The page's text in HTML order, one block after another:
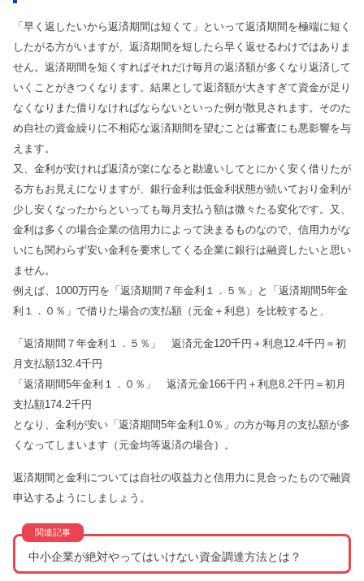
「早く返したいから返済期間は短くて」といって返済期間を極端に短く
したがる方がいますが、返済期間を短したら早く返せるわけではありま
せん。返済期間を短くすればそれだけ毎月の返済額が多くなり返済して
いくことがきつくなります。結果として返済額が大きすぎて資金が足り
なくなりまた借りなければならないといった例が散見されます。そのた
め自社の資金繰りに不相応な返済期間を望むことは審査にも悪影響を与
えます。
又、金利が安ければ返済が楽になると勘違いしてとにかく安く借りたが
る方もお見えになりますが、銀行金利は低金利状態が続いており金利が
少し安くなったからといっても毎月支払う額は微々たる変化です。又、
金利は多くの場合企業の信用力によって決まるものなので、信用力がな
いにも関わらず安い金利を要求してくる企業に銀行は融資したいと思い
ません。
例えば、1000万円を「返済期間７年金利１．５％」と「返済期間5年金
利１．０％」で借りた場合の支払額（元金＋利息）を比較すると、
「返済期間７年金利１．５％」 返済元金120千円＋利息12.4千円＝初
月支払額132.4千円
「返済期間5年金利１．０％」 返済元金166千円＋利息8.2千円＝初月
支払額174.2千円
となり、金利が安い「返済期間5年金利1.0％」の方が毎月の支払額が多
くなってしまいます（元金均等返済の場合）。
返済期間と金利については自社の収益力と信用力に見合ったもので融資
申込するようにしましょう。
中小企業が絶対やってはいけない資金調達方法とは？